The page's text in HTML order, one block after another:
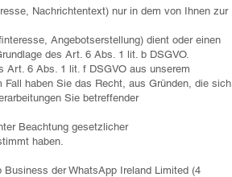
Nachrichtentext) nur in dem von Ihnen zur
Angebotserstellung) dient oder einen
des Art. 6 Abs. 1 lit. b DSGVO.
Art. 6 Abs. 1 lit. f DSGVO aus unserem
Fall haben Sie das Recht, aus Gründen, die sich
Sie betreffender
Beachtung gesetzlicher
haben.
der WhatsApp Ireland Limited (4